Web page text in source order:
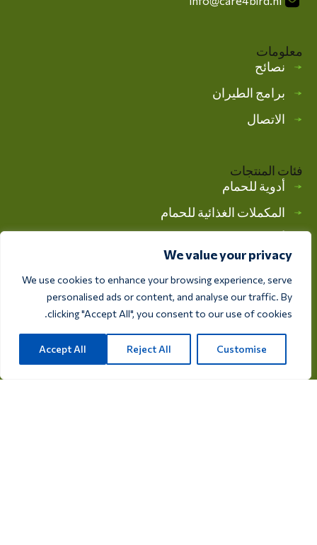
We value your privacy
We use cookies to enhance your browsing experience, serve
personalised ads or content, and analyse our traffic. By
clicking "Accept All", you consent to our use of cookies.
Customise
Reject All
Accept All
معلومات
نصائح
برامج الطيران
الاتصال
فئات المنتجات
أدوية للحمام
المكملات الغذائية للحمام
المكملات الغذائية للطيور
اطلع على الكتالوج الخاص بنا